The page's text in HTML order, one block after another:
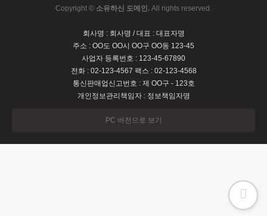
Copyright © 소유하신 도메인. All rights reserved.
회사명 : 회사명 / 대표 : 대표자명
주소 : OO도 OO시 OO구 OO동 123-45
사업자 등록번호 : 123-45-67890
전화 : 02-123-4567 팩스 : 02-123-4568
통신판매업신고번호 : 제 OO구 - 123호
개인정보관리책임자 : 정보책임자명
PC 버전으로 보기